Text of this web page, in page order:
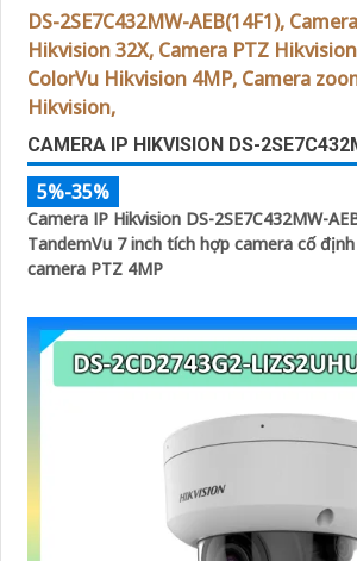
CAMERA IP HIKVISION DS-
5%-35%
Camera IP Hikvision DS-2SE7C432MW-
TandemVu 7 inch tích hợp camera cố
camera PTZ 4MP